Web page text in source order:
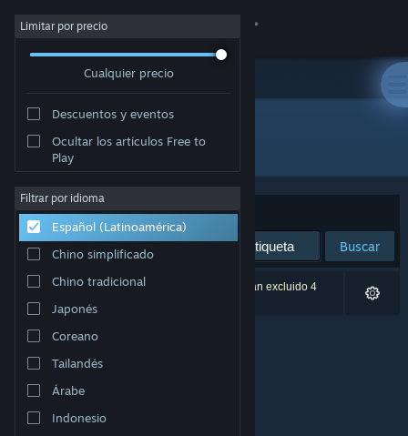
Iniciar sesión
Acerca de
Soporte
Cambiar idioma
Obtener la aplicación de Steam Mobile
Ver versión clásica
Limitar por precio
Cualquier precio
Descuentos y eventos
Ocultar los artículos Free to
Play
Filtrar por idioma
Español (Latinoamérica)
Chino simplificado
Chino tradicional
Japonés
Coreano
Tailandés
Árabe
Indonesio
Editor: Hittite Games
Ordenar por Relevancia
Buscar
0 resultado(s) coinciden con la búsqueda. Se han excluido 4
títulos según tus preferencias.